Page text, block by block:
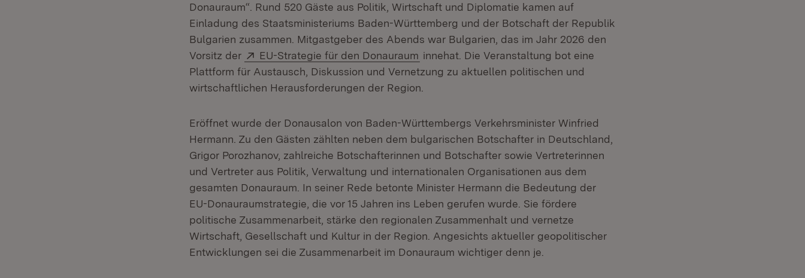
Donauraum“. Rund 520 Gäste aus Politik, Wirtschaft und Diplomatie kamen auf
Einladung des Staatsministeriums Baden-Württemberg und der Botschaft der Republik
Bulgarien zusammen. Mitgastgeber des Abends war Bulgarien, das im Jahr 2026 den
Vorsitz der
Extern:
EU-Strategie für den Donauraum (Öffnet in neuem Fenster)
innehat. Die Veranstaltung bot eine
Plattform für Austausch, Diskussion und Vernetzung zu aktuellen politischen und
wirtschaftlichen Herausforderungen der Region.
Eröffnet wurde der Donausalon von Baden-Württembergs Verkehrsminister Winfried
Hermann. Zu den Gästen zählten neben dem bulgarischen Botschafter in Deutschland,
Grigor Porozhanov, zahlreiche Botschafterinnen und Botschafter sowie Vertreterinnen
und Vertreter aus Politik, Verwaltung und internationalen Organisationen aus dem
gesamten Donauraum. In seiner Rede betonte Minister Hermann die Bedeutung der
EU-Donauraumstrategie, die vor 15 Jahren ins Leben gerufen wurde. Sie fördere
politische Zusammenarbeit, stärke den regionalen Zusammenhalt und vernetze
Wirtschaft, Gesellschaft und Kultur in der Region. Angesichts aktueller geopolitischer
Entwicklungen sei die Zusammenarbeit im Donauraum wichtiger denn je.